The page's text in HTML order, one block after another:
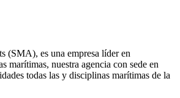
(SMA), es una empresa líder en
marítimas, nuestra agencia con sede en
todas las y disciplinas marítimas de la